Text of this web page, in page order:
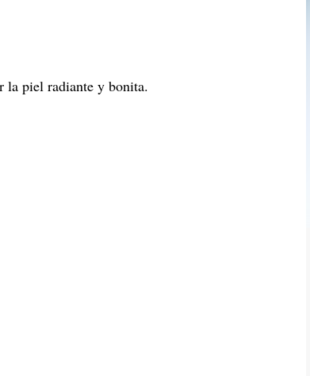
la piel radiante y bonita.